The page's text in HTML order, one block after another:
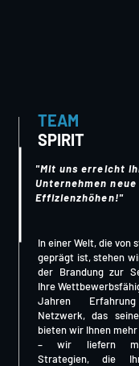
TEAM
SPIRIT
"Mit uns erreicht
Unternehmen neue
Effizienzhöhen!"
In einer Welt, die von
geprägt ist, stehen
der Brandung zur
Ihre
Jahren
Netzwerk, das
bieten wir Ihnen
– wir liefern
Strategien, die